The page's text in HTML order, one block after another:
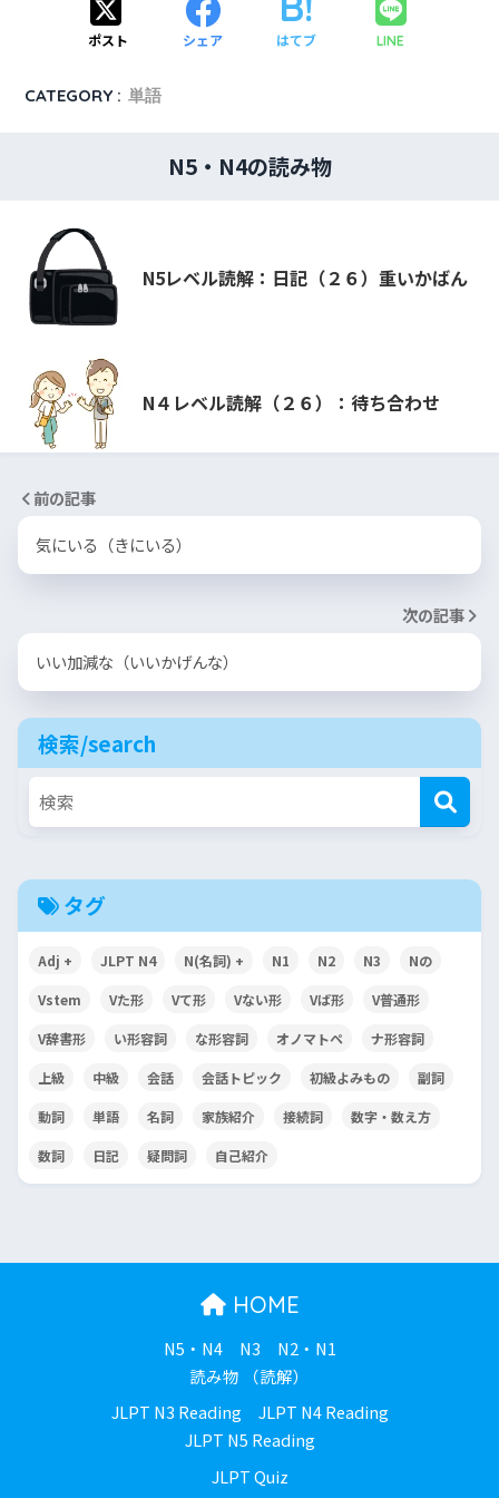
ポスト シェア はてブ LINE
CATEGORY : 単語
N5・N4の読み物
N5レベル読解：日記（２６）重いかばん
N４レベル読解（２６）：待ち合わせ
前の記事
気にいる（きにいる）
次の記事
いい加減な（いいかげんな）
検索/search
タグ
Adj + JLPT N4 N(名詞) + N1 N2 N3 Nの
Vstem Vた形 Vて形 Vない形 Vば形 V普通形
V辞書形 い形容詞 な形容詞 オノマトペ ナ形容詞
上級 中級 会話 会話トピック 初級よみもの 副詞
動詞 単語 名詞 家族紹介 接続詞 数字・数え方
数詞 日記 疑問詞 自己紹介
HOME
N5・N4 N3
N2・N1
読み物 （読解）
JLPT N3 Reading
JLPT N4 Reading
JLPT N5 Reading
JLPT Quiz